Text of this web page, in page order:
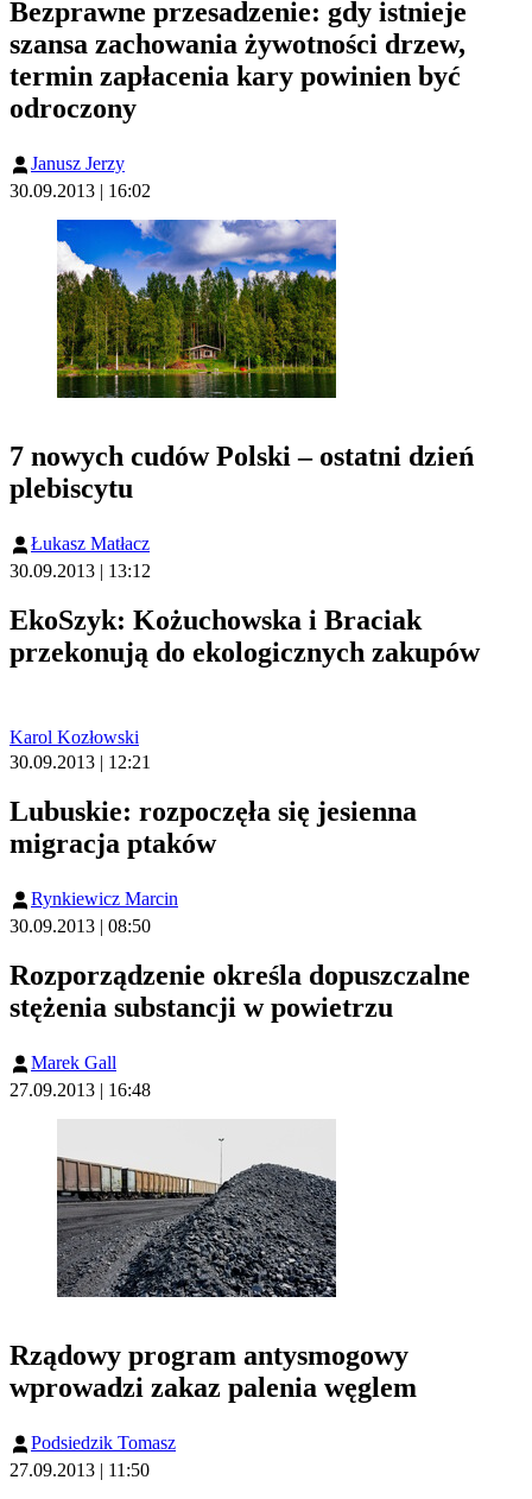
Bezprawne przesadzenie: gdy istnieje
szansa zachowania żywotności drzew,
termin zapłacenia kary powinien być
odroczony
Janusz Jerzy
30.09.2013 | 16:02
7 nowych cudów Polski – ostatni dzień
plebiscytu
Łukasz Matłacz
30.09.2013 | 13:12
EkoSzyk: Kożuchowska i Braciak
przekonują do ekologicznych zakupów
Karol Kozłowski
30.09.2013 | 12:21
Lubuskie: rozpoczęła się jesienna
migracja ptaków
Rynkiewicz Marcin
30.09.2013 | 08:50
Rozporządzenie określa dopuszczalne
stężenia substancji w powietrzu
Marek Gall
27.09.2013 | 16:48
Rządowy program antysmogowy
wprowadzi zakaz palenia węglem
Podsiedzik Tomasz
27.09.2013 | 11:50